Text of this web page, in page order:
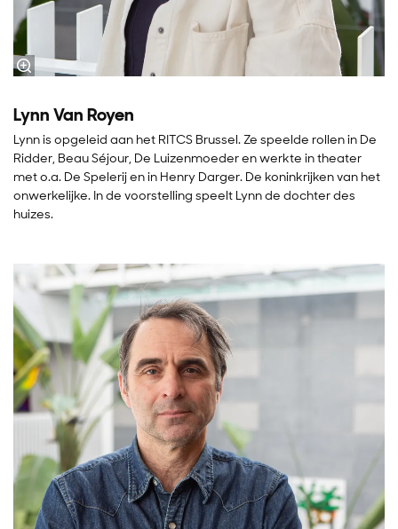
Lynn Van Royen
Lynn is opgeleid aan het RITCS Brussel. Ze speelde rollen in De
Ridder, Beau Séjour, De Luizenmoeder en werkte in theater
met o.a. De Spelerij en in Henry Darger. De koninkrijken van het
onwerkelijke. In de voorstelling speelt Lynn de dochter des
huizes.